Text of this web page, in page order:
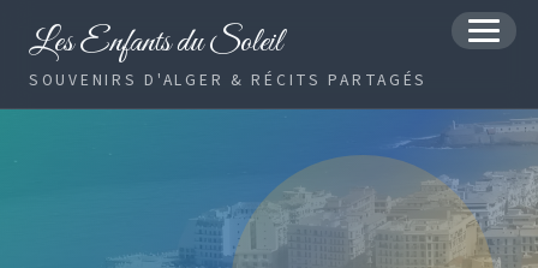
Les Enfants du Soleil
SOUVENIRS D'ALGER & RÉCITS PARTAGÉS
MENU